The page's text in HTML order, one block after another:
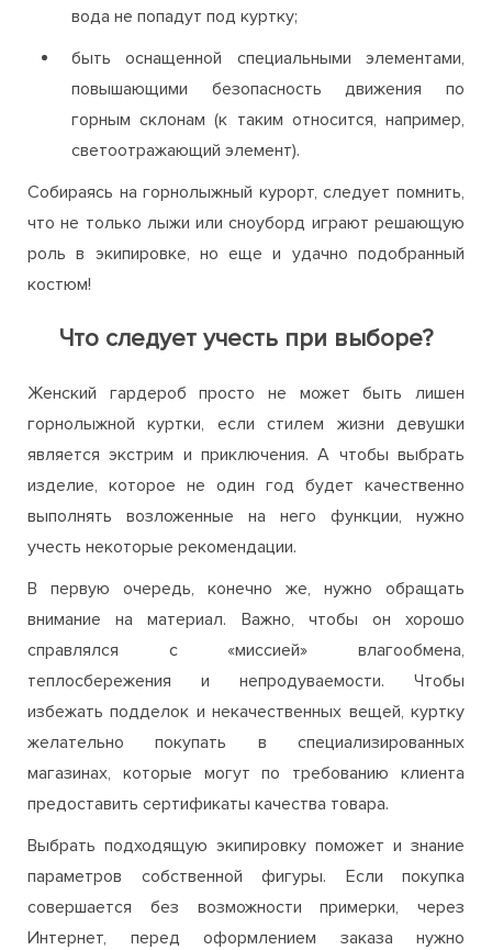
вода не попадут под куртку;
быть оснащенной специальными элементами,
повышающими безопасность движения по
горным склонам (к таким относится, например,
светоотражающий элемент).
Собираясь на горнолыжный курорт, следует помнить,
что не только лыжи или сноуборд играют решающую
роль в экипировке, но еще и удачно подобранный
костюм!
Что следует учесть при выборе?
Женский гардероб просто не может быть лишен
горнолыжной куртки, если стилем жизни девушки
является экстрим и приключения. А чтобы выбрать
изделие, которое не один год будет качественно
выполнять возложенные на него функции, нужно
учесть некоторые рекомендации.
В первую очередь, конечно же, нужно обращать
внимание на материал. Важно, чтобы он хорошо
справлялся с «миссией» влагообмена,
теплосбережения и непродуваемости. Чтобы
избежать подделок и некачественных вещей, куртку
желательно покупать в специализированных
магазинах, которые могут по требованию клиента
предоставить сертификаты качества товара.
Выбрать подходящую экипировку поможет и знание
параметров собственной фигуры. Если покупка
совершается без возможности примерки, через
Интернет, перед оформлением заказа нужно